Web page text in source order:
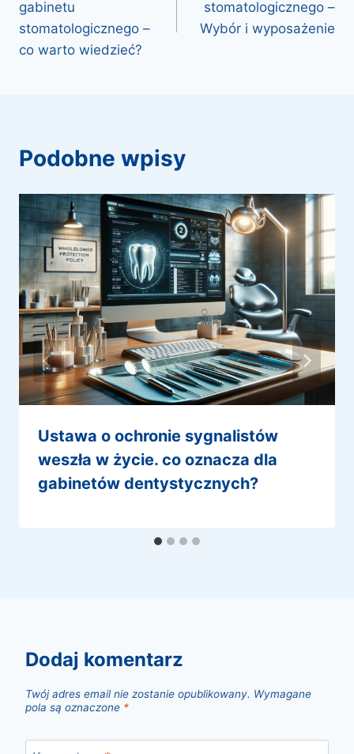
gabinetu
stomatologicznego –
co warto wiedzieć?
stomatologicznego –
Wybór i wyposażenie
podobne wpisy
ustawa o ochronie sygnalistów
weszła w życie. co oznacza dla
gabinetów dentystycznych?
dodaj komentarz
Twój adres email nie zostanie opublikowany. Wymagane
pola są oznaczone *